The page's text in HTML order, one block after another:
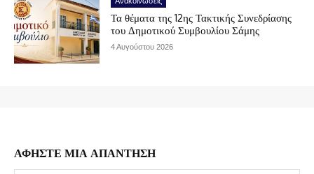
Τα θέματα της 12ης Τακτικής Συνεδρίασης
του Δημοτικού Συμβουλίου Σάμης
4 Αυγούστου 2026
ΑΦΗΣΤΕ ΜΙΑ ΑΠΑΝΤΗΣΗ